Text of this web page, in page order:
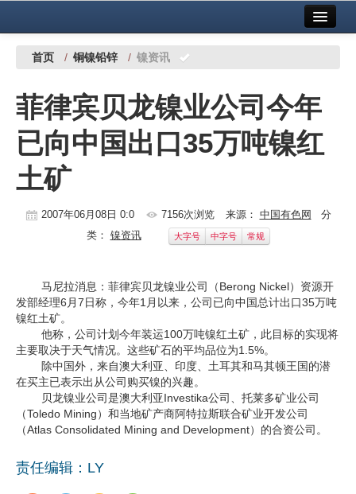
中国有色金属报社主办 广告服务
铜镍铅锌
铝
稀有稀土
有色市场
地矿 建设
党建工作
企业文化
《资源再生》杂志
数字报
首页 / 铜镍铅锌 / 镍资讯
菲律宾贝龙镍业公司今年
已向中国出口35万吨镍红
土矿
2007年06月08日 0:0 7156次浏览 来源： 中国有色网 分
类： 镍资讯 大字号 中字号 常规
马尼拉消息：菲律宾贝龙镍业公司（Berong Nickel）资源开
发部经理6月7日称，今年1月以来，公司已向中国总计出口35万吨
镍红土矿。
他称，公司计划今年装运100万吨镍红土矿，此目标的实现将
主要取决于天气情况。这些矿石的平均品位为1.5%。
除中国外，来自澳大利亚、印度、土耳其和马其顿王国的潜
在买主已表示出从公司购买镍的兴趣。
贝龙镍业公司是澳大利亚Investika公司、托莱多矿业公司
（Toledo Mining）和当地矿产商阿特拉斯联合矿业开发公司
（Atlas Consolidated Mining and Development）的合资公司。
责任编辑：LY